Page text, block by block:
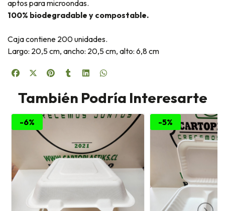
aptos para microondas.
100% biodegradable y compostable.
Caja contiene 200 unidades.
Largo: 20,5 cm, ancho: 20,5 cm, alto: 6,8 cm
También Podría Interesarte
-6% -5%